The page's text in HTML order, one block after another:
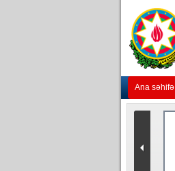
Ana səhifə